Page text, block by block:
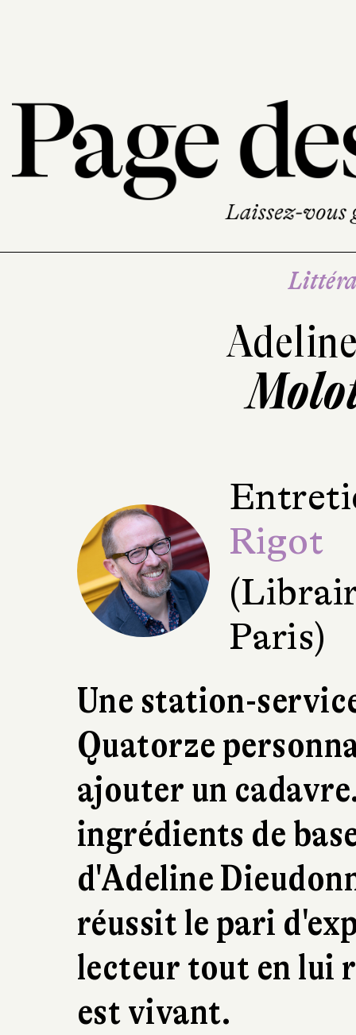
Rigot
Paris)
Une station-
Quatorze
ajouter un
ingrédients de
d'Adeline
réussit le pari
lecteur tout en lui
est vivant.